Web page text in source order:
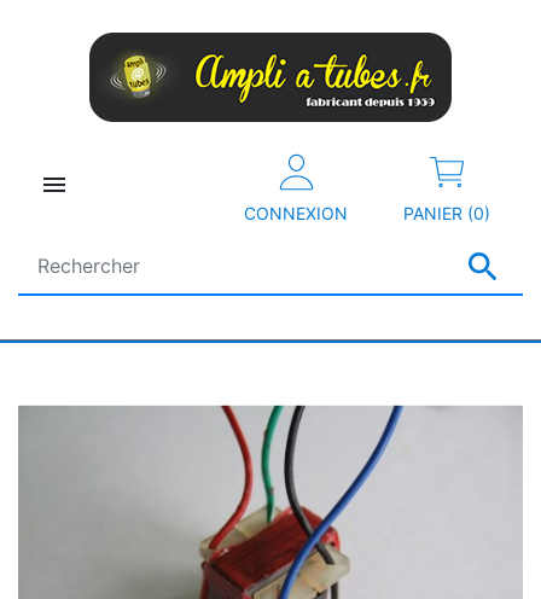


CONNEXION PANIER (0)